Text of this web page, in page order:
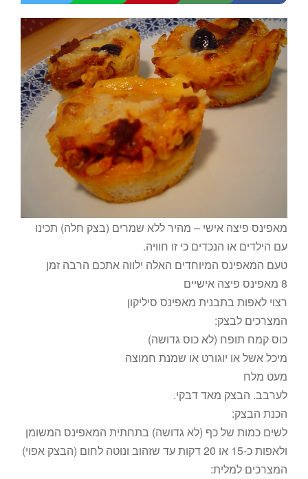
מאפינס פיצה אישי – מהיר ללא שמרים (בצק חלה) תכינו
עם הילדים או הנכדים כי זו חוויה.
טעם המאפינס המיוחדים האלה ילווה אתכם הרבה זמן
8 מאפינס פיצה אישיים
רצוי לאפות בתבנית מאפינס סיליקון
המצרכים לבצק:
כוס קמח תופח (לא כוס גדושה)
מיכל אשל או יוגורט או שמנת חמוצה
מעט מלח
לערבב. הבצק מאד דבקי.
הכנת הבצק:
לשים כמות של כף (לא גדושה) בתחתית המאפינס המשומן
ולאפות כ-15 או 20 דקות עד שזהוב ונוטה לחום (הבצק אפוי)
המצרכים למלית: